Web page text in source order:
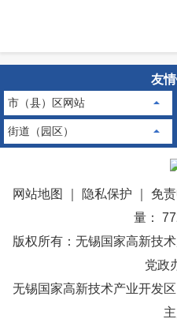
友
市（县）区网站
街道（园区）
网站地图 隐私保护 免
量：
版权所有：无锡国家高新技
党政
无锡国家高新技术产业开发